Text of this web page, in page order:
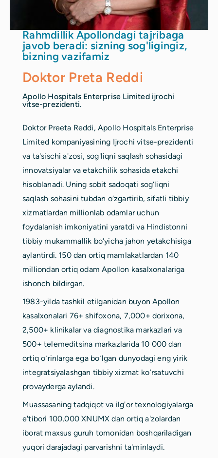
Rahmdillik Apollondagi tajribaga
javob beradi: sizning sog'ligingiz,
bizning vazifamiz
Doktor Preta Reddi
Apollo Hospitals Enterprise Limited ijrochi
vitse-prezidenti.
Doktor Preeta Reddi, Apollo Hospitals Enterprise
Limited kompaniyasining Ijrochi vitse-prezidenti
va ta'sischi a'zosi, sog'liqni saqlash sohasidagi
innovatsiyalar va etakchilik sohasida etakchi
hisoblanadi. Uning sobit sadoqati sog‘liqni
saqlash sohasini tubdan o‘zgartirib, sifatli tibbiy
xizmatlardan millionlab odamlar uchun
foydalanish imkoniyatini yaratdi va Hindistonni
tibbiy mukammallik bo‘yicha jahon yetakchisiga
aylantirdi. 150 dan ortiq mamlakatlardan 140
milliondan ortiq odam Apollon kasalxonalariga
ishonch bildirgan.
1983-yilda tashkil etilganidan buyon Apollon
kasalxonalari 76+ shifoxona, 7,000+ dorixona,
2,500+ klinikalar va diagnostika markazlari va
500+ telemeditsina markazlarida 10 000 dan
ortiq oʻrinlarga ega boʻlgan dunyodagi eng yirik
integratsiyalashgan tibbiy xizmat koʻrsatuvchi
provayderga aylandi.
Muassasaning tadqiqot va ilg'or texnologiyalarga
e'tibori 100,000 XNUMX dan ortiq a'zolardan
iborat maxsus guruh tomonidan boshqariladigan
yuqori darajadagi parvarishni ta'minlaydi.